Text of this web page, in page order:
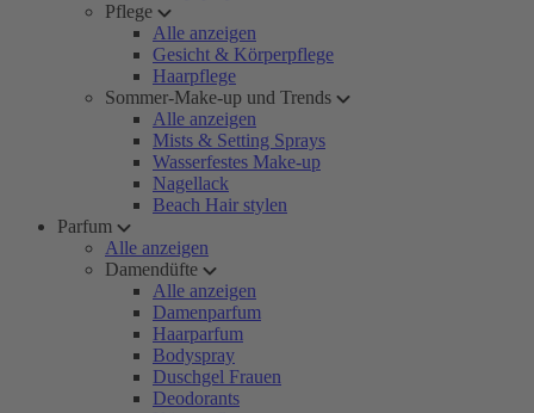
Pflege
Alle anzeigen
Gesicht & Körperpflege
Haarpflege
Sommer-Make-up und Trends
Alle anzeigen
Mists & Setting Sprays
Wasserfestes Make-up
Nagellack
Beach Hair stylen
Parfum
Alle anzeigen
Damendüfte
Alle anzeigen
Damenparfum
Haarparfum
Bodyspray
Duschgel Frauen
Deodorants